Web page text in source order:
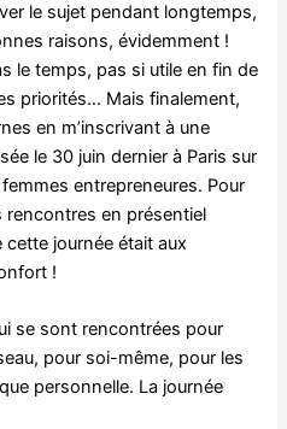
le sujet pendant longtemps,
raisons, évidemment !
le temps, pas si utile en fin de
priorités… Mais finalement,
en m’inscrivant à une
le 30 juin dernier à Paris sur
entrepreneures. Pour
rencontres en présentiel
journée était aux
!
se sont rencontrées pour
pour soi-même, pour les
personnelle. La journée